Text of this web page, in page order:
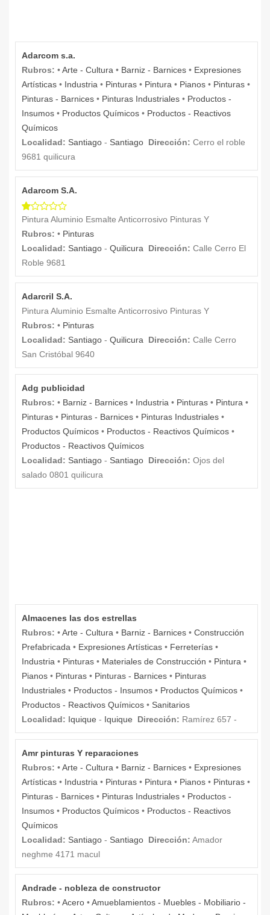
Adarcom s.a.
Rubros: •Arte - Cultura • Barniz - Barnices • Expresiones
Artísticas • Industria • Pinturas • Pintura • Pianos • Pinturas •
Pinturas - Barnices • Pinturas Industriales • Productos -
Insumos • Productos Químicos • Productos - Reactivos
Químicos
Localidad: Santiago - Santiago Dirección: Cerro el roble
9681 quilicura
Adarcom S.A.
Pintura Aluminio Esmalte Anticorrosivo Pinturas Y
Rubros: • Pinturas
Localidad: Santiago - Quilicura Dirección: Calle Cerro El
Roble 9681
Adarcril S.A.
Pintura Aluminio Esmalte Anticorrosivo Pinturas Y
Rubros: • Pinturas
Localidad: Santiago - Quilicura Dirección: Calle Cerro
San Cristóbal 9640
Adg publicidad
Rubros: • Barniz - Barnices • Industria • Pinturas • Pintura •
Pinturas • Pinturas - Barnices • Pinturas Industriales •
Productos Químicos • Productos - Reactivos Químicos •
Productos - Reactivos Químicos
Localidad: Santiago - Santiago Dirección: Ojos del
salado 0801 quilicura
Almacenes las dos estrellas
Rubros: •Arte - Cultura • Barniz - Barnices • Construcción
Prefabricada • Expresiones Artísticas • Ferreterías •
Industria • Pinturas • Materiales de Construcción • Pintura •
Pianos • Pinturas • Pinturas - Barnices • Pinturas
Industriales • Productos - Insumos • Productos Químicos •
Productos - Reactivos Químicos • Sanitarios
Localidad: Iquique - Iquique Dirección: Ramírez 657 -
Amr pinturas Y reparaciones
Rubros: •Arte - Cultura • Barniz - Barnices • Expresiones
Artísticas • Industria • Pinturas • Pintura • Pianos • Pinturas •
Pinturas - Barnices • Pinturas Industriales • Productos -
Insumos • Productos Químicos • Productos - Reactivos
Químicos
Localidad: Santiago - Santiago Dirección: Amador
neghme 4171 macul
Andrade - nobleza de constructor
Rubros: •Acero •Amueblamientos - Muebles - Mobiliario -